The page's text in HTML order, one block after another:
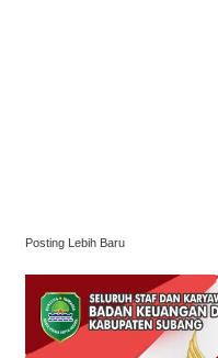
Posting Lebih Baru